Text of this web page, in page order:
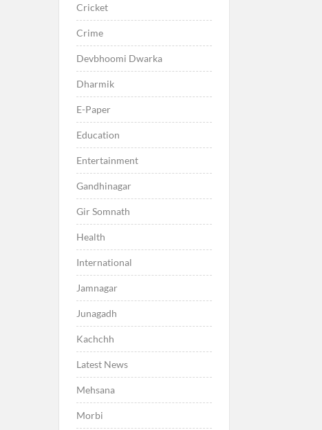
Cricket
Crime
Devbhoomi Dwarka
Dharmik
E-Paper
Education
Entertainment
Gandhinagar
Gir Somnath
Health
International
Jamnagar
Junagadh
Kachchh
Latest News
Mehsana
Morbi